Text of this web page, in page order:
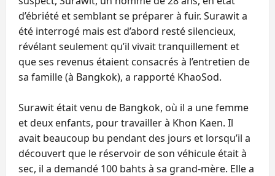
d’ébriété et semblant se préparer à fuir. Surawit a
été interrogé mais est d’abord resté silencieux,
révélant seulement qu’il vivait tranquillement et
que ses revenus étaient consacrés à l’entretien de
sa famille (à Bangkok), a rapporté KhaoSod.
Surawit était venu de Bangkok, où il a une femme
et deux enfants, pour travailler à Khon Kaen. Il
avait beaucoup bu pendant des jours et lorsqu’il a
découvert que le réservoir de son véhicule était à
sec, il a demandé 100 bahts à sa grand-mère. Elle a